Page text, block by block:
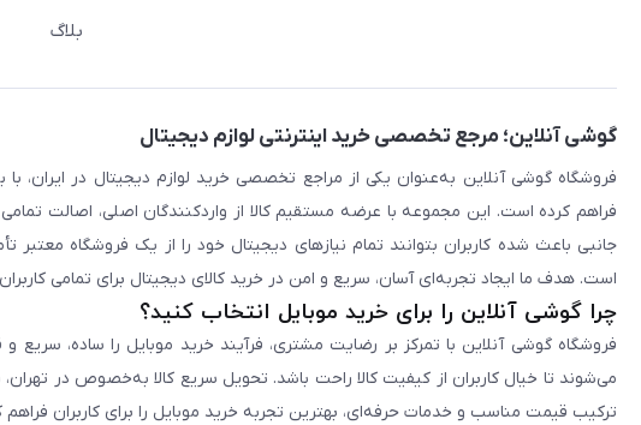
بلاگ
گوشی آنلاین؛ مرجع تخصصی خرید اینترنتی لوازم دیجیتال
فراهم کرده است. این مجموعه با عرضه مستقیم کالا از واردکنندگان اصلی، اصالت
جانبی باعث شده کاربران بتوانند تمام نیازهای دیجیتال خود را از یک فروشگاه
است. هدف ما ایجاد تجربه‌ای آسان، سریع و امن در خرید کالای دیجیتال برای تمامی
چرا گوشی آنلاین را برای خرید موبایل انتخاب کنید؟
فروشگاه گوشی آنلاین با تمرکز بر رضایت مشتری، فرآیند خرید موبایل را ساده،
می‌شوند تا خیال کاربران از کیفیت کالا راحت باشد. تحویل سریع کالا به‌خصوص در
ترکیب قیمت مناسب و خدمات حرفه‌ای، بهترین تجربه خرید موبایل را برای کاربران فراهم